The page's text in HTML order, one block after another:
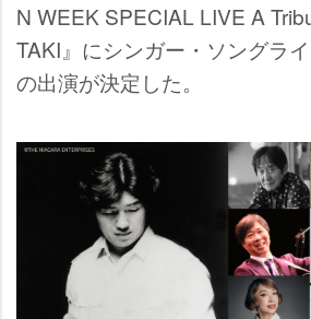
N WEEK SPECIAL LIVE A
TAKI』にシンガー・ソングラ
の出演が決定した。